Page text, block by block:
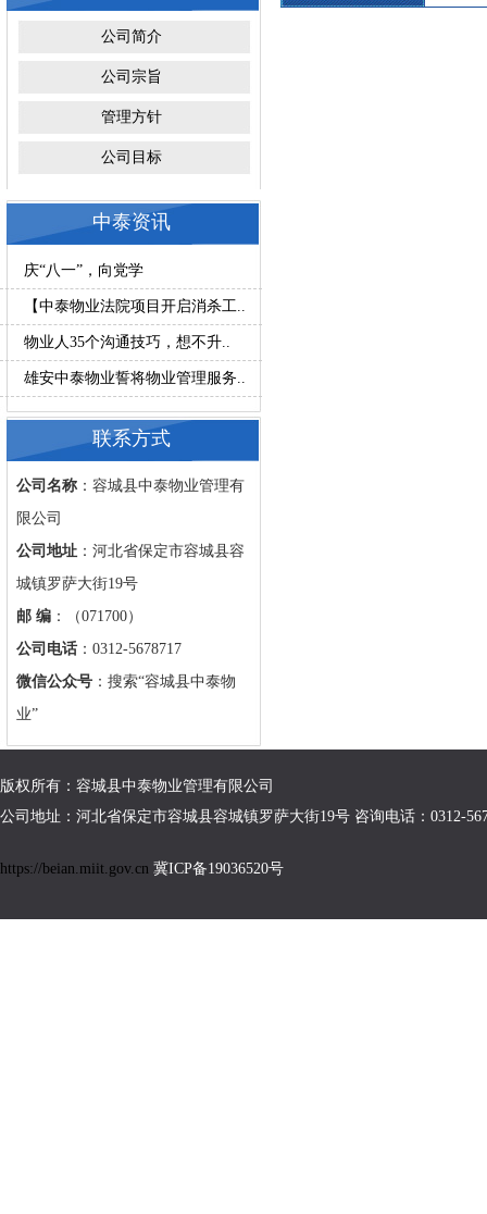
公司简介
公司宗旨
管理方针
公司目标
中泰资讯
庆“八一”，向党学
【中泰物业法院项目开启消杀工..
物业人35个沟通技巧，想不升..
雄安中泰物业誓将物业管理服务..
联系方式
公司名称 ：容城县中泰物业管理有
限公司
公司地址 ：河北省保定市容城县容
城镇罗萨大街19号
邮 编 ：（071700）
公司电话 ：0312-5678717
微信公众号 ：搜索“容城县中泰物
业”
版权所有：容城县中泰物业管理有限公司
公司地址：河北省保定市容城县容城镇罗萨大街19号 咨询电话：0312-
https://beian.miit.gov.cn 冀ICP备19036520号